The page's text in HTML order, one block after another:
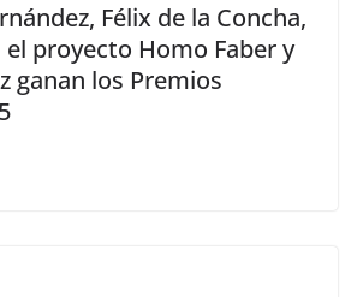
Félix de la Concha,
el proyecto Homo Faber y
ganan los Premios